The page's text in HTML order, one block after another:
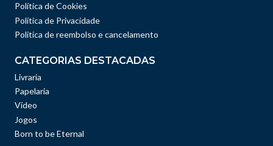
Política de Cookies
Política de Privacidade
Politica de reembolso e cancelamento
CATEGORIAS DESTACADAS
Livraria
Papelaria
Vídeo
Jogos
Born to be Eternal